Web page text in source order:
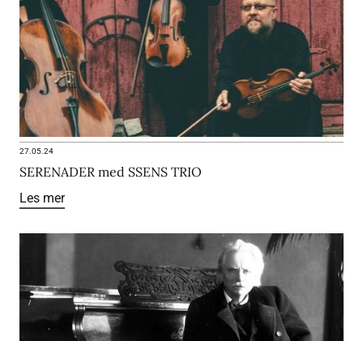
27.05.24
SERENADER med SSENS TRIO
Les mer